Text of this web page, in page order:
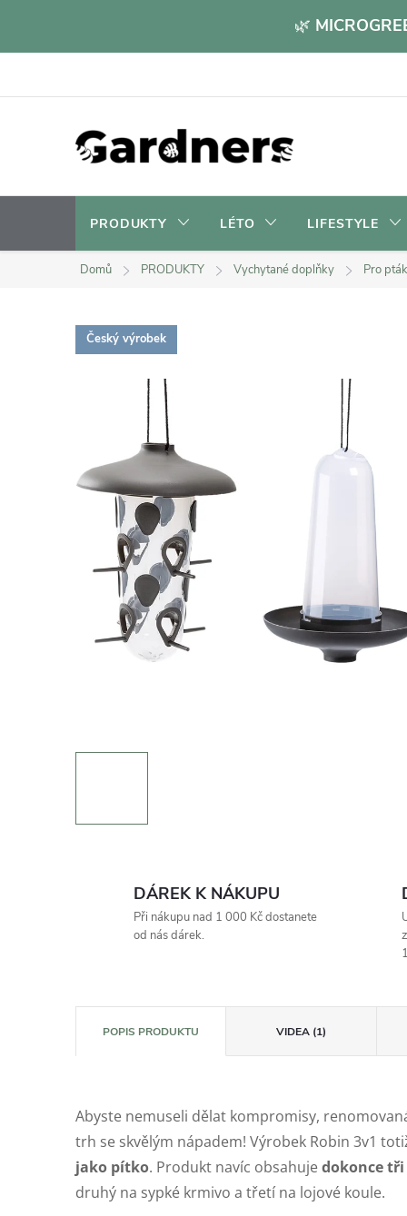
🌿
PRODUKTY LÉTO LIFESTYLE
Domů PRODUKTY Vychytané doplňky Pro
Český výrobek
DÁREK K NÁKUPU
Při nákupu nad 1 000 Kč dostanete
od nás dárek.
POPIS PRODUKTU VIDEA (1)
Abyste nemuseli dělat kompromisy,
trh se skvělým nápadem! Výrobek Robin 3v1
jako pítko. Produkt navíc obsahujedokonce
druhý na sypké krmivo a třetí na lojové koule.